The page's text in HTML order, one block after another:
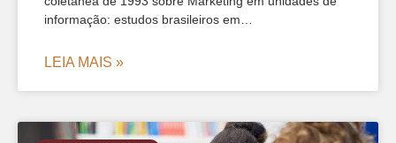
informação: estudos brasileiros em…
LEIA MAIS »